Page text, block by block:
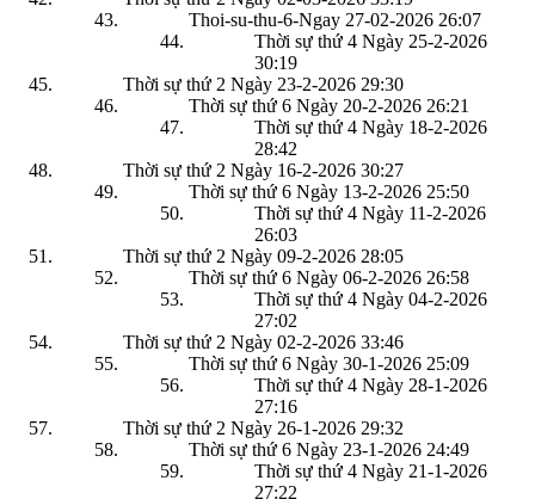
Thoi-su-thu-6-Ngay 27-02-2026 26:07
Thời sự thứ 4 Ngày 25-2-2026
30:19
Thời sự thứ 2 Ngày 23-2-2026 29:30
Thời sự thứ 6 Ngày 20-2-2026 26:21
Thời sự thứ 4 Ngày 18-2-2026
28:42
Thời sự thứ 2 Ngày 16-2-2026 30:27
Thời sự thứ 6 Ngày 13-2-2026 25:50
Thời sự thứ 4 Ngày 11-2-2026
26:03
Thời sự thứ 2 Ngày 09-2-2026 28:05
Thời sự thứ 6 Ngày 06-2-2026 26:58
Thời sự thứ 4 Ngày 04-2-2026
27:02
Thời sự thứ 2 Ngày 02-2-2026 33:46
Thời sự thứ 6 Ngày 30-1-2026 25:09
Thời sự thứ 4 Ngày 28-1-2026
27:16
Thời sự thứ 2 Ngày 26-1-2026 29:32
Thời sự thứ 6 Ngày 23-1-2026 24:49
Thời sự thứ 4 Ngày 21-1-2026
27:22